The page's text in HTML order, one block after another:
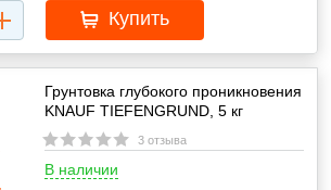
Купить
Грунтовка глубокого проникновения
KNAUF TIEFENGRUND, 5 кг
3 отзыва
В наличии